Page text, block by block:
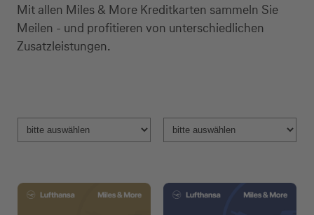
Service
Zusatzpakete
Kreditkarten-Banking
Mit allen Miles & More Kreditkarten sammeln Sie
Meilen - und profitieren von unterschiedlichen
Zusatzleistungen.
Produktauswahl
Ausgewähltes
Produkt:
Ausgewähltes
Produkt: